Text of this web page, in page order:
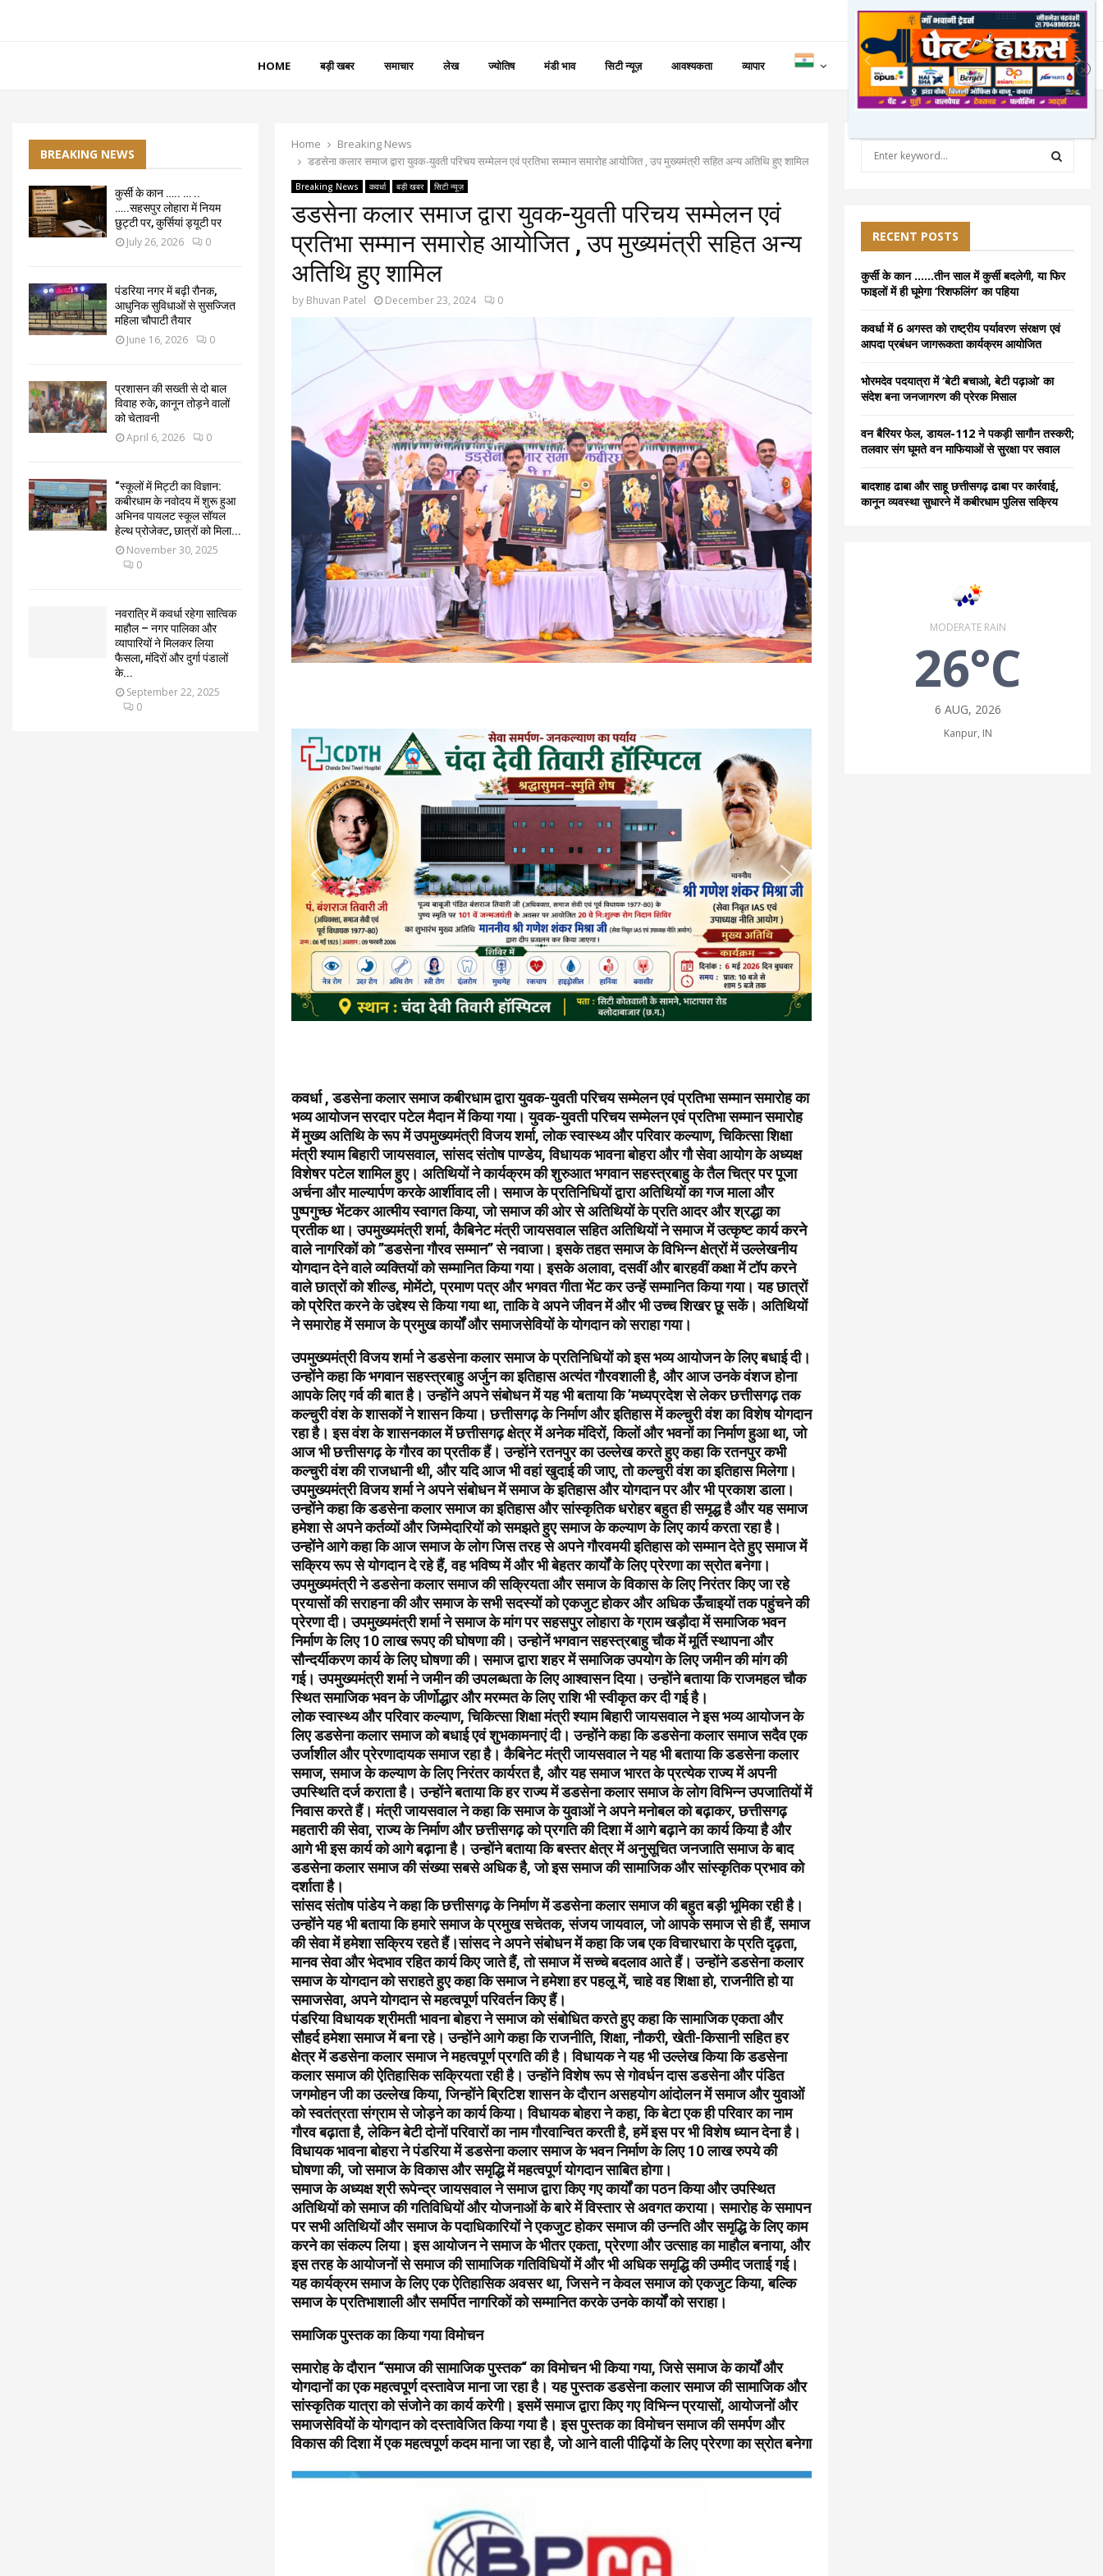
HOME बड़ी खबर समाचार लेख ज्योतिष मंडी भाव सिटी न्यूज़ आवश्यकता व्यापार
Home
Breaking News
डडसेना कलार समाज द्वारा युवक-युवती परिचय सम्मेलन एवं प्रतिभा सम्मान समारोह आयोजित , उप मुख्यमंत्री सहित अन्य अतिथि हुए शामिल
Breaking News कवर्धा बड़ी खबर सिटी न्यूज़
डडसेना कलार समाज द्वारा युवक-युवती परिचय सम्मेलन एवं
प्रतिभा सम्मान समारोह आयोजित , उप मुख्यमंत्री सहित अन्य
अतिथि हुए शामिल
by Bhuvan Patel December 23, 2024 0
कवर्धा , डडसेना कलार समाज कबीरधाम द्वारा युवक-युवती परिचय सम्मेलन एवं प्रतिभा सम्मान समारोह का
भव्य आयोजन सरदार पटेल मैदान में किया गया। युवक-युवती परिचय सम्मेलन एवं प्रतिभा सम्मान समारोह
में मुख्य अतिथि के रूप में उपमुख्यमंत्री विजय शर्मा, लोक स्वास्थ्य और परिवार कल्याण, चिकित्सा शिक्षा
मंत्री श्याम बिहारी जायसवाल, सांसद संतोष पाण्डेय, विधायक भावना बोहरा और गौ सेवा आयोग के अध्यक्ष
विशेषर पटेल शामिल हुए। अतिथियों ने कार्यक्रम की शुरुआत भगवान सहस्त्रबाहु के तैल चित्र पर पूजा
अर्चना और माल्यार्पण करके आर्शीवाद ली। समाज के प्रतिनिधियों द्वारा अतिथियों का गज माला और
पुष्पगुच्छ भेंटकर आत्मीय स्वागत किया, जो समाज की ओर से अतिथियों के प्रति आदर और श्रद्धा का
प्रतीक था। उपमुख्यमंत्री शर्मा, कैबिनेट मंत्री जायसवाल सहित अतिथियों ने समाज में उत्कृष्ट कार्य करने
वाले नागरिकों को ’’डडसेना गौरव सम्मान’’ से नवाजा। इसके तहत समाज के विभिन्न क्षेत्रों में उल्लेखनीय
योगदान देने वाले व्यक्तियों को सम्मानित किया गया। इसके अलावा, दसवीं और बारहवीं कक्षा में टॉप करने
वाले छात्रों को शील्ड, मोमेंटो, प्रमाण पत्र और भगवत गीता भेंट कर उन्हें सम्मानित किया गया। यह छात्रों
को प्रेरित करने के उद्देश्य से किया गया था, ताकि वे अपने जीवन में और भी उच्च शिखर छू सकें। अतिथियों
ने समारोह में समाज के प्रमुख कार्यों और समाजसेवियों के योगदान को सराहा गया।
उपमुख्यमंत्री विजय शर्मा ने डडसेना कलार समाज के प्रतिनिधियों को इस भव्य आयोजन के लिए बधाई दी।
उन्होंने कहा कि भगवान सहस्त्रबाहु अर्जुन का इतिहास अत्यंत गौरवशाली है, और आज उनके वंशज होना
आपके लिए गर्व की बात है। उन्होंने अपने संबोधन में यह भी बताया कि ’मध्यप्रदेश से लेकर छत्तीसगढ़ तक
कल्चुरी वंश के शासकों ने शासन किया। छत्तीसगढ़ के निर्माण और इतिहास में कल्चुरी वंश का विशेष योगदान
रहा है। इस वंश के शासनकाल में छत्तीसगढ़ क्षेत्र में अनेक मंदिरों, किलों और भवनों का निर्माण हुआ था, जो
आज भी छत्तीसगढ़ के गौरव का प्रतीक हैं। उन्होंने रतनपुर का उल्लेख करते हुए कहा कि रतनपुर कभी
कल्चुरी वंश की राजधानी थी, और यदि आज भी वहां खुदाई की जाए, तो कल्चुरी वंश का इतिहास मिलेगा।
उपमुख्यमंत्री विजय शर्मा ने अपने संबोधन में समाज के इतिहास और योगदान पर और भी प्रकाश डाला।
उन्होंने कहा कि डडसेना कलार समाज का इतिहास और सांस्कृतिक धरोहर बहुत ही समृद्ध है और यह समाज
हमेशा से अपने कर्तव्यों और जिम्मेदारियों को समझते हुए समाज के कल्याण के लिए कार्य करता रहा है।
उन्होंने आगे कहा कि आज समाज के लोग जिस तरह से अपने गौरवमयी इतिहास को सम्मान देते हुए समाज में
सक्रिय रूप से योगदान दे रहे हैं, वह भविष्य में और भी बेहतर कार्यों के लिए प्रेरणा का स्रोत बनेगा।
उपमुख्यमंत्री ने डडसेना कलार समाज की सक्रियता और समाज के विकास के लिए निरंतर किए जा रहे
प्रयासों की सराहना की और समाज के सभी सदस्यों को एकजुट होकर और अधिक ऊँचाइयों तक पहुंचने की
प्रेरणा दी। उपमुख्यमंत्री शर्मा ने समाज के मांग पर सहसपुर लोहारा के ग्राम खड़ौदा में समाजिक भवन
निर्माण के लिए 10 लाख रूपए की घोषणा की। उन्होनें भगवान सहस्त्रबाहु चौक में मूर्ति स्थापना और
सौन्दर्यीकरण कार्य के लिए घोषणा की। समाज द्वारा शहर में समाजिक उपयोग के लिए जमीन की मांग की
गई। उपमुख्यमंत्री शर्मा ने जमीन की उपलब्धता के लिए आश्वासन दिया। उन्होंने बताया कि राजमहल चौक
स्थित समाजिक भवन के जीर्णोद्धार और मरम्मत के लिए राशि भी स्वीकृत कर दी गई है।
लोक स्वास्थ्य और परिवार कल्याण, चिकित्सा शिक्षा मंत्री श्याम बिहारी जायसवाल ने इस भव्य आयोजन के
लिए डडसेना कलार समाज को बधाई एवं शुभकामनाएं दी। उन्होंने कहा कि डडसेना कलार समाज सदैव एक
उर्जाशील और प्रेरणादायक समाज रहा है। कैबिनेट मंत्री जायसवाल ने यह भी बताया कि डडसेना कलार
समाज, समाज के कल्याण के लिए निरंतर कार्यरत है, और यह समाज भारत के प्रत्येक राज्य में अपनी
उपस्थिति दर्ज कराता है। उन्होंने बताया कि हर राज्य में डडसेना कलार समाज के लोग विभिन्न उपजातियों में
निवास करते हैं। मंत्री जायसवाल ने कहा कि समाज के युवाओं ने अपने मनोबल को बढ़ाकर, छत्तीसगढ़
महतारी की सेवा, राज्य के निर्माण और छत्तीसगढ़ को प्रगति की दिशा में आगे बढ़ाने का कार्य किया है और
आगे भी इस कार्य को आगे बढ़ाना है। उन्होंने बताया कि बस्तर क्षेत्र में अनुसूचित जनजाति समाज के बाद
डडसेना कलार समाज की संख्या सबसे अधिक है, जो इस समाज की सामाजिक और सांस्कृतिक प्रभाव को
दर्शाता है।
सांसद संतोष पांडेय ने कहा कि छत्तीसगढ़ के निर्माण में डडसेना कलार समाज की बहुत बड़ी भूमिका रही है।
उन्होंने यह भी बताया कि हमारे समाज के प्रमुख सचेतक, संजय जायवाल, जो आपके समाज से ही हैं, समाज
की सेवा में हमेशा सक्रिय रहते हैं।सांसद ने अपने संबोधन में कहा कि जब एक विचारधारा के प्रति दृढ़ता,
मानव सेवा और भेदभाव रहित कार्य किए जाते हैं, तो समाज में सच्चे बदलाव आते हैं। उन्होंने डडसेना कलार
समाज के योगदान को सराहते हुए कहा कि समाज ने हमेशा हर पहलू में, चाहे वह शिक्षा हो, राजनीति हो या
समाजसेवा, अपने योगदान से महत्वपूर्ण परिवर्तन किए हैं।
पंडरिया विधायक श्रीमती भावना बोहरा ने समाज को संबोधित करते हुए कहा कि सामाजिक एकता और
सौहर्द हमेशा समाज में बना रहे। उन्होंने आगे कहा कि राजनीति, शिक्षा, नौकरी, खेती-किसानी सहित हर
क्षेत्र में डडसेना कलार समाज ने महत्वपूर्ण प्रगति की है। विधायक ने यह भी उल्लेख किया कि डडसेना
कलार समाज की ऐतिहासिक सक्रियता रही है। उन्होंने विशेष रूप से गोवर्धन दास डडसेना और पंडित
जगमोहन जी का उल्लेख किया, जिन्होंने ब्रिटिश शासन के दौरान असहयोग आंदोलन में समाज और युवाओं
को स्वतंत्रता संग्राम से जोड़ने का कार्य किया। विधायक बोहरा ने कहा, कि बेटा एक ही परिवार का नाम
गौरव बढ़ाता है, लेकिन बेटी दोनों परिवारों का नाम गौरवान्वित करती है, हमें इस पर भी विशेष ध्यान देना है।
विधायक भावना बोहरा ने पंडरिया में डडसेना कलार समाज के भवन निर्माण के लिए 10 लाख रुपये की
घोषणा की, जो समाज के विकास और समृद्धि में महत्वपूर्ण योगदान साबित होगा।
समाज के अध्यक्ष श्री रूपेन्द्र जायसवाल ने समाज द्वारा किए गए कार्यों का पठन किया और उपस्थित
अतिथियों को समाज की गतिविधियों और योजनाओं के बारे में विस्तार से अवगत कराया। समारोह के समापन
पर सभी अतिथियों और समाज के पदाधिकारियों ने एकजुट होकर समाज की उन्नति और समृद्धि के लिए काम
करने का संकल्प लिया। इस आयोजन ने समाज के भीतर एकता, प्रेरणा और उत्साह का माहौल बनाया, और
इस तरह के आयोजनों से समाज की सामाजिक गतिविधियों में और भी अधिक समृद्धि की उम्मीद जताई गई।
यह कार्यक्रम समाज के लिए एक ऐतिहासिक अवसर था, जिसने न केवल समाज को एकजुट किया, बल्कि
समाज के प्रतिभाशाली और समर्पित नागरिकों को सम्मानित करके उनके कार्यों को सराहा।
समाजिक पुस्तक का किया गया विमोचन
समारोह के दौरान “समाज की सामाजिक पुस्तक“ का विमोचन भी किया गया, जिसे समाज के कार्यों और
योगदानों का एक महत्वपूर्ण दस्तावेज माना जा रहा है। यह पुस्तक डडसेना कलार समाज की सामाजिक और
सांस्कृतिक यात्रा को संजोने का कार्य करेगी। इसमें समाज द्वारा किए गए विभिन्न प्रयासों, आयोजनों और
समाजसेवियों के योगदान को दस्तावेजित किया गया है। इस पुस्तक का विमोचन समाज की समर्पण और
विकास की दिशा में एक महत्वपूर्ण कदम माना जा रहा है, जो आने वाली पीढ़ियों के लिए प्रेरणा का स्रोत बनेगा
BREAKING NEWS
कुर्सी के कान ….. … ..
…..सहसपुर लोहारा में नियम
छुट्टी पर, कुर्सियां ड्यूटी पर
July 26, 2026 0
पंडरिया नगर में बढ़ी रौनक,
आधुनिक सुविधाओं से सुसज्जित
महिला चौपाटी तैयार
June 16, 2026 0
प्रशासन की सख्ती से दो बाल
विवाह रुके, कानून तोड़ने वालों
को चेतावनी
April 6, 2026 0
“स्कूलों में मिट्टी का विज्ञान:
कबीरधाम के नवोदय में शुरू हुआ
अभिनव पायलट स्कूल सॉयल
हेल्थ प्रोजेक्ट, छात्रों को मिला...
November 30, 2025
0
नवरात्रि में कवर्धा रहेगा सात्विक
माहौल – नगर पालिका और
व्यापारियों ने मिलकर लिया
फैसला, मंदिरों और दुर्गा पंडालों
के...
September 22, 2025
0
f
o
r
C
RECENT POSTS
कुर्सी के कान ……तीन साल में कुर्सी बदलेगी, या फिर
फाइलों में ही घूमेगा ‘रिशफलिंग’ का पहिया
कवर्धा में 6 अगस्त को राष्ट्रीय पर्यावरण संरक्षण एवं
आपदा प्रबंधन जागरूकता कार्यक्रम आयोजित
भोरमदेव पदयात्रा में ‘बेटी बचाओ, बेटी पढ़ाओ’ का
संदेश बना जनजागरण की प्रेरक मिसाल
वन बैरियर फेल, डायल-112 ने पकड़ी सागौन तस्करी;
तलवार संग घूमते वन माफियाओं से सुरक्षा पर सवाल
बादशाह ढाबा और साहू छत्तीसगढ़ ढाबा पर कार्रवाई,
कानून व्यवस्था सुधारने में कबीरधाम पुलिस सक्रिय
MODERATE RAIN
26°C
6 AUG, 2026
Kanpur, IN